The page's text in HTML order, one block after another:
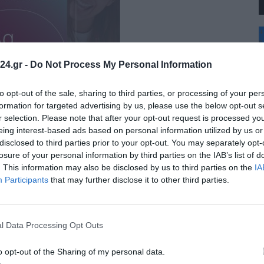
- Do Not Process My Personal Information
opt-out of the sale, sharing to third parties, or processing of your
for targeted advertising by us, please use the below opt-out
selection. Please note that after your opt-out request is processed
interest-based ads based on personal information utilized by us
to third parties prior to your opt-out. You may separately
of your personal information by third parties on the IAB’s list of
This information may also be disclosed by us to third parties on the
Participants that may further disclose it to other third parties.
Data Processing Opt Outs
opt-out of the Sharing of my personal data.
του Σωτήρος – Σήμερα η λιτάνευση της ιεράς
+
°